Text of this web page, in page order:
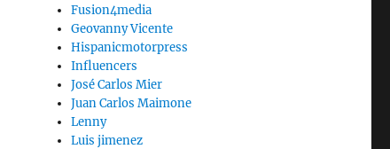
Fusion4media
Geovanny Vicente
Hispanicmotorpress
Influencers
José Carlos Mier
Juan Carlos Maimone
Lenny
Luis jimenez